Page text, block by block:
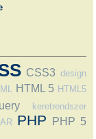
CSS3 design
HTML 5 HTML5
keretrendszer
PHP PHP 5